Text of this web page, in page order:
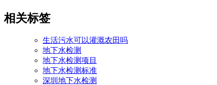
相关标签
生活污水可以灌溉农田吗
地下水检测
地下水检测项目
地下水检测标准
深圳地下水检测